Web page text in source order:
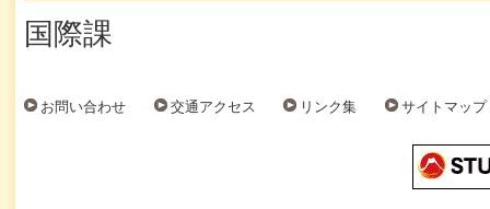
国際課
お問い合わせ 交通アクセス リンク集 サイトマップ